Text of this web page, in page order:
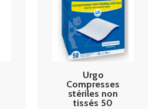
Urgo
Compresses
stériles non
tissés 50